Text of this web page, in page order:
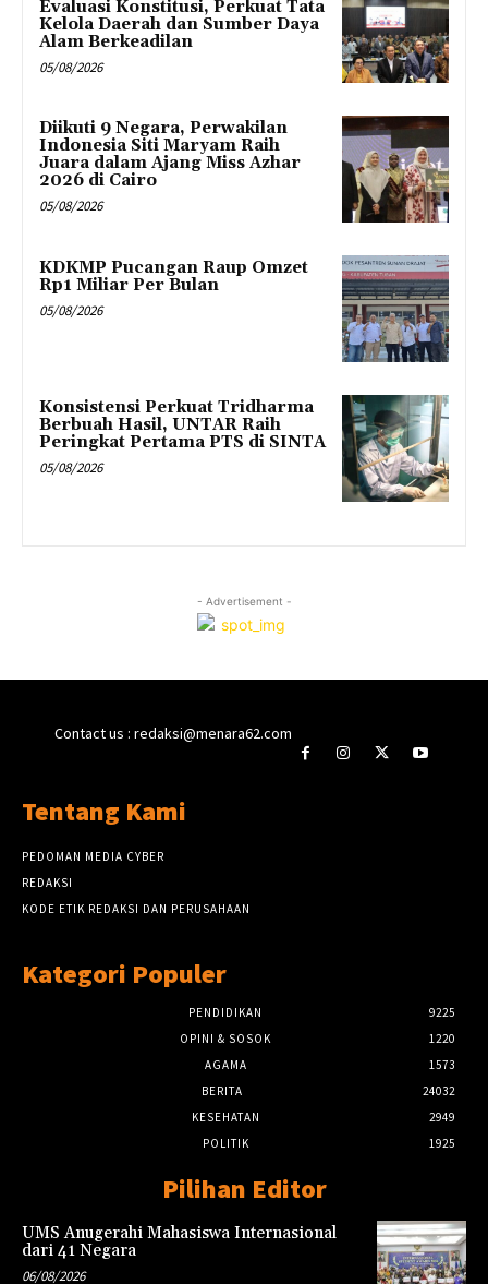
Evaluasi Konstitusi, Perkuat Tata
Kelola Daerah dan Sumber Daya
Alam Berkeadilan
05/08/2026
Diikuti 9 Negara, Perwakilan
Indonesia Siti Maryam Raih
Juara dalam Ajang Miss Azhar
2026 di Cairo
05/08/2026
KDKMP Pucangan Raup Omzet
Rp1 Miliar Per Bulan
05/08/2026
Konsistensi Perkuat Tridharma
Berbuah Hasil, UNTAR Raih
Peringkat Pertama PTS di SINTA
05/08/2026
- Advertisement -
Contact us : redaksi@menara62.com
Tentang Kami
PEDOMAN MEDIA CYBER
REDAKSI
KODE ETIK REDAKSI DAN PERUSAHAAN
Kategori Populer
PENDIDIKAN
9225
OPINI & SOSOK
1220
AGAMA
1573
BERITA
24032
KESEHATAN
2949
POLITIK
1925
Pilihan Editor
UMS Anugerahi Mahasiswa Internasional
dari 41 Negara
06/08/2026